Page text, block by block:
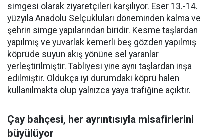
simgesi olarak ziyaretçileri karşılıyor. Eser 13.-14.
yüzyıla Anadolu Selçukluları döneminden kalma ve
şehrin simge yapılarından biridir. Kesme taşlardan
yapılmış ve yuvarlak kemerli beş gözden yapılmış
köprüde suyun akış yönüne sel yaranlar
yerleştirilmiştir. Tabliyesi yine aynı taşlardan inşa
edilmiştir. Oldukça iyi durumdaki köprü halen
kullanılmakta olup yalnızca yaya trafiğine açıktır.
Çay bahçesi, her ayrıntısıyla misafirlerini
büyülüyor